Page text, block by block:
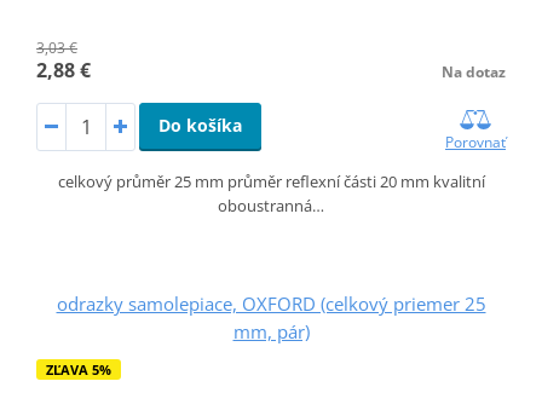
3,03 €
2,88 € Na dotaz
Do košíka
Porovnať
celkový průměr 25 mm průměr reflexní části 20 mm kvalitní
oboustranná…
odrazky samolepiace, OXFORD (celkový priemer 25
mm, pár)
ZĽAVA 5%